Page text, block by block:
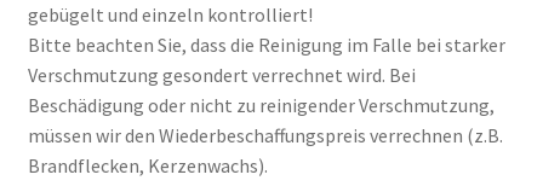
gebügelt und einzeln kontrolliert!
Bitte beachten Sie, dass die Reinigung im Falle bei starker
Verschmutzung gesondert verrechnet wird. Bei
Beschädigung oder nicht zu reinigender Verschmutzung,
müssen wir den Wiederbeschaffungspreis verrechnen (z.B.
Brandflecken, Kerzenwachs).